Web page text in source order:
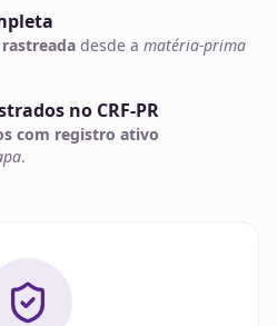
desde a matéria-prima
no CRF-PR
com registro ativo
.